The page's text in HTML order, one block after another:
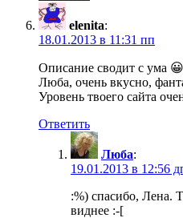
elenita:
18.01.2013 в 11:31 пп
Описание сводит с ума 😀
Люба, очень вкусно,
Уровень твоего сайта
Ответить
Люба:
19.01.2013 в 12:56
:%) спасибо, Лена.
виднее :-[